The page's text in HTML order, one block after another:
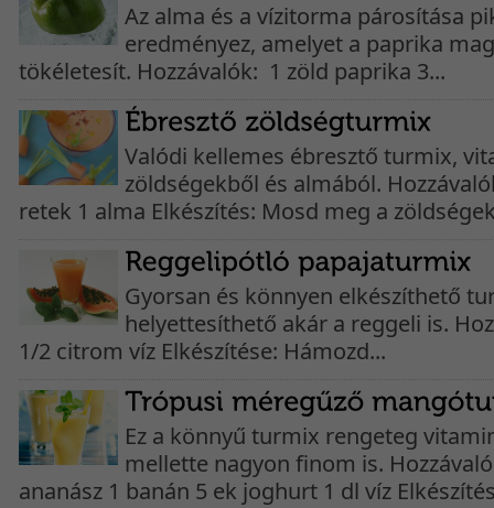
Az alma és a vízitorma párosítása
eredményez, amelyet a paprika
tökéletesít. Hozzávalók: 1 zöld paprika 3...
Valódi kellemes ébresztő turmix,
zöldségekből és almából.
retek 1 alma Elkészítés: Mosd meg a
Gyorsan és könnyen elkészíthető
helyettesíthető akár a reggeli is.
1/2 citrom víz Elkészítése: Hámozd...
Ez a könnyű turmix rengeteg
mellette nagyon finom is.
ananász 1 banán 5 ek joghurt 1 dl víz